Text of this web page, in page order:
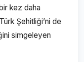
kez daha
Şehitliği’ni de
simgeleyen